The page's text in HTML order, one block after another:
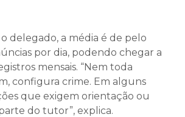
delegado, a média é de pelo
por dia, podendo chegar a
mensais. “Nem toda
configura crime. Em alguns
que exigem orientação ou
do tutor”, explica.